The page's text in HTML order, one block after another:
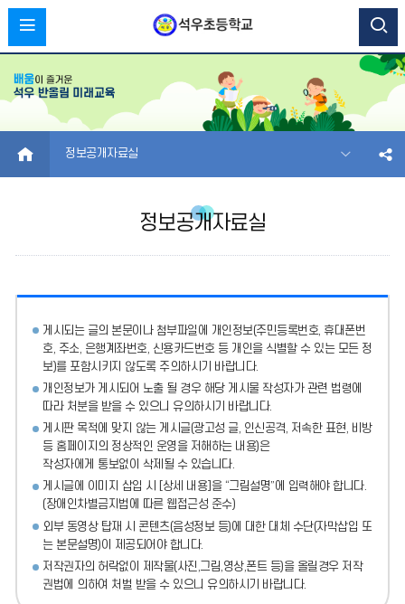
HOME 정보공개자료실
정보공개자료실
게시되는 글의 본문이나 첨부파일에
개인정보(주민등록번호, 휴대폰번
호, 주소, 은행계좌번호, 신용카드번호 등 개인을 식별할 수 있는 모든 정
보)를 포함시키지 않도록 주의하시기 바랍니다.
개인정보가 게시되어 노출 될 경우 해당 게시물 작성자가 관련 법령에
따라 처분을 받을 수 있으니 유의하시기 바랍니다.
게시판 목적에 맞지 않는 게시글(광고성 글, 인신공격, 저속한 표현, 비방
등 홈페이지의 정상적인 운영을 저해하는 내용)은
작성자에게 통보없이 삭제될 수 있습니다.
게시글에 이미지 삽입 시 [상세 내용]을 “그림설명”에 입력해야 합니다.
(장애인차별금지법에 따른 웹접근성 준수)
외부 동영상 탑재 시 콘텐츠(음성정보 등)에 대한 대체 수단(자막삽입 또
는 본문설명)이 제공되어야 합니다.
저작권자의 허락없이 제작물(사진,그림,영상,폰트 등)을 올릴경우 저작
권법에 의하여 처벌 받을 수 있으니 유의하시기 바랍니다.